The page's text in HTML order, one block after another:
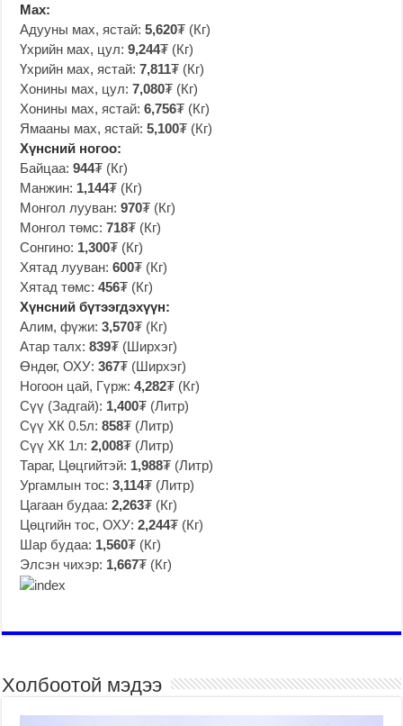
Мах:
Адууны мах, ястай:5,620₮ (Кг)
Үхрийн мах, цул:9,244₮ (Кг)
Үхрийн мах, ястай:7,811₮ (Кг)
Хонины мах, цул:7,080₮ (Кг)
Хонины мах, ястай:6,756₮ (Кг)
Ямааны мах, ястай:5,100₮ (Кг)
Хүнсний ногоо:
Байцаа:944₮ (Кг)
Манжин: 1,144₮ (Кг)
Монгол лууван:970₮ (Кг)
Монгол төмс:718₮ (Кг)
Сонгино: 1,300₮ (Кг)
Хятад лууван:600₮ (Кг)
Хятад төмс:456₮ (Кг)
Хүнсний бүтээгдэхүүн:
Алим, фүжи:3,570₮ (Кг)
Атар талх:839₮ (Ширхэг)
Өндөг, ОХУ:367₮ (Ширхэг)
Ногоон цай, Гүрж:4,282₮ (Кг)
Сүү (Задгай): 1,400₮ (Литр)
Сүү ХК 0.5л:858₮ (Литр)
Сүү ХК 1л:2,008₮ (Литр)
Тараг, Цөцгийтэй: 1,988₮ (Литр)
Ургамлын тос:3,114₮ (Литр)
Цагаан будаа:2,263₮ (Кг)
Цөцгийн тос, ОХУ:2,244₮ (Кг)
Шар будаа: 1,560₮ (Кг)
Элсэн чихэр: 1,667₮ (Кг)
Холбоотой мэдээ